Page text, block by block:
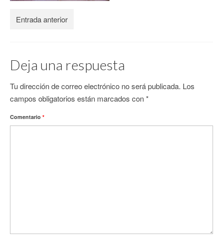
Entrada anterior
Deja una respuesta
Tu dirección de correo electrónico no será publicada. Los
campos obligatorios están marcados con*
Comentario *